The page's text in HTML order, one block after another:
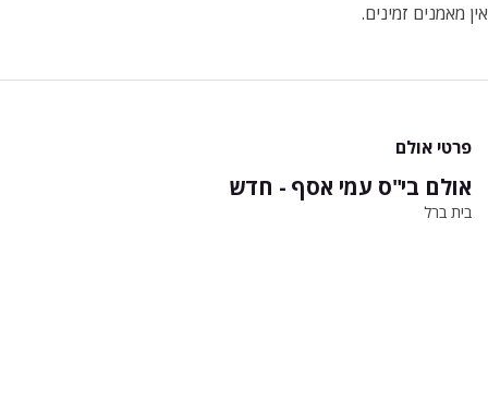
אין מאמנים זמינים.
פרטי אולם
אולם בי"ס עמי אסף - חדש
בית ברל